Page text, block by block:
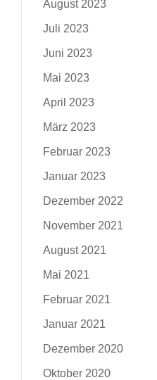
August 2023
Juli 2023
Juni 2023
Mai 2023
April 2023
März 2023
Februar 2023
Januar 2023
Dezember 2022
November 2021
August 2021
Mai 2021
Februar 2021
Januar 2021
Dezember 2020
Oktober 2020